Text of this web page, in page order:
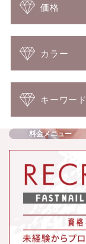
価格
カラー
キーワード
料金メニュー